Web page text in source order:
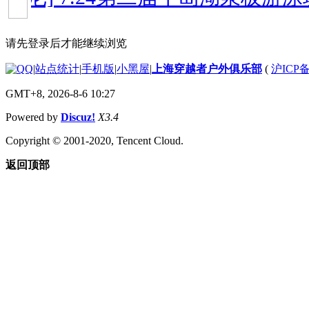
请先登录后才能继续浏览
|站点统计|手机版|小黑屋| 上海穿越者户外俱乐部 ( 沪ICP
GMT+8, 2026-8-6 10:27
Powered by Discuz! X3.4
Copyright © 2001-2020, Tencent Cloud.
返回顶部